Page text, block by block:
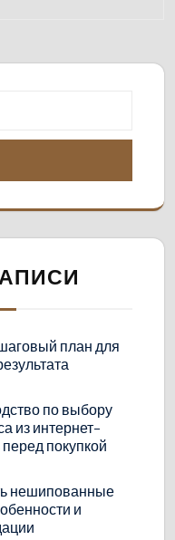
план для
по выбору
из интернет-
перед покупкой
нешипованные
и